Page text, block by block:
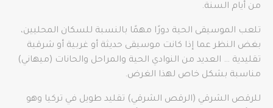
من أيام السنة.
تلعب الموسيقى الحية دورًا مهمًا بالنسبة للسكان المحليين،
بغض النظر عما إذا كانت موسيقى حديثة أو غربية أو شرقية
تقليدية … العديد من النوادي الحية والمراحل والحانات (ميهاني)
مناسبة بشكل خاص لهذا الغرض.
للرقص الشرقي (الرقص الشرقي) تقليد طويل في تركيا وهو